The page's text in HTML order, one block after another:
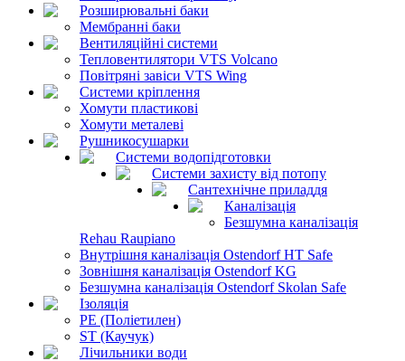
Розширювальні баки
Мембранні баки
Вентиляційні системи
Тепловентилятори VTS Volcano
Повітряні завіси VTS Wing
Системи кріплення
Хомути пластикові
Хомути металеві
Рушникосушарки
Системи водопідготовки
Системи захисту від потопу
Сантехнічне приладдя
Каналізація
Безшумна каналізація
Rehau Raupiano
Внутрішня каналізація Ostendorf HT Safe
Зовнішня каналізація Ostendorf KG
Безшумна каналізація Ostendorf Skolan Safe
Ізоляція
PE (Поліетилен)
ST (Каучук)
Лічильники води